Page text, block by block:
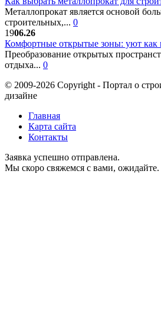
Металлопрокат является основой
строительных,... 0
1906.26
Комфортные открытые зоны: уют как
Преобразование открытых
отдыха... 0
© 2009-2026 Copyright - Портал о
дизайне
Главная
Карта сайта
Контакты
Заявка успешно отправлена.
Мы скоро свяжемся с вами, ожидайте.